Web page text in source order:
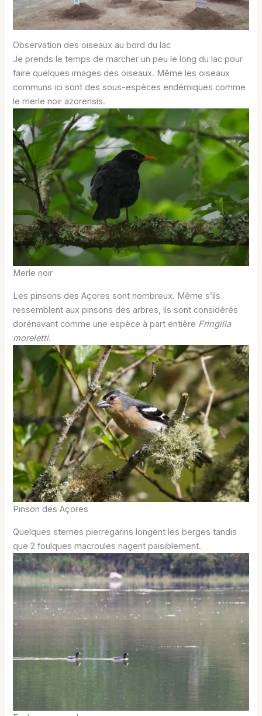
Observation des oiseaux au bord du lac
Je prends le temps de marcher un peu le long du lac pour
faire quelques images des oiseaux. Même les oiseaux
communs ici sont des sous-espèces endémiques comme
le merle noir azorensis.
Merle noir
Les pinsons des Açores sont nombreux. Même s’ils
ressemblent aux pinsons des arbres, ils sont considérés
dorénavant comme une espèce à part entière Fringilla
moreletti.
Pinson des Açores
Quelques sternes pierregarins longent les berges tandis
que 2 foulques macroules nagent paisiblement.